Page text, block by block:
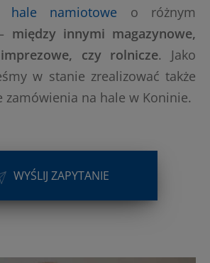
hale namiotowe o różnym
między innymi magazynowe,
czy rolnicze. Jako
w stanie zrealizować także
zamówienia na hale w Koninie.
WYŚLIJ ZAPYTANIE